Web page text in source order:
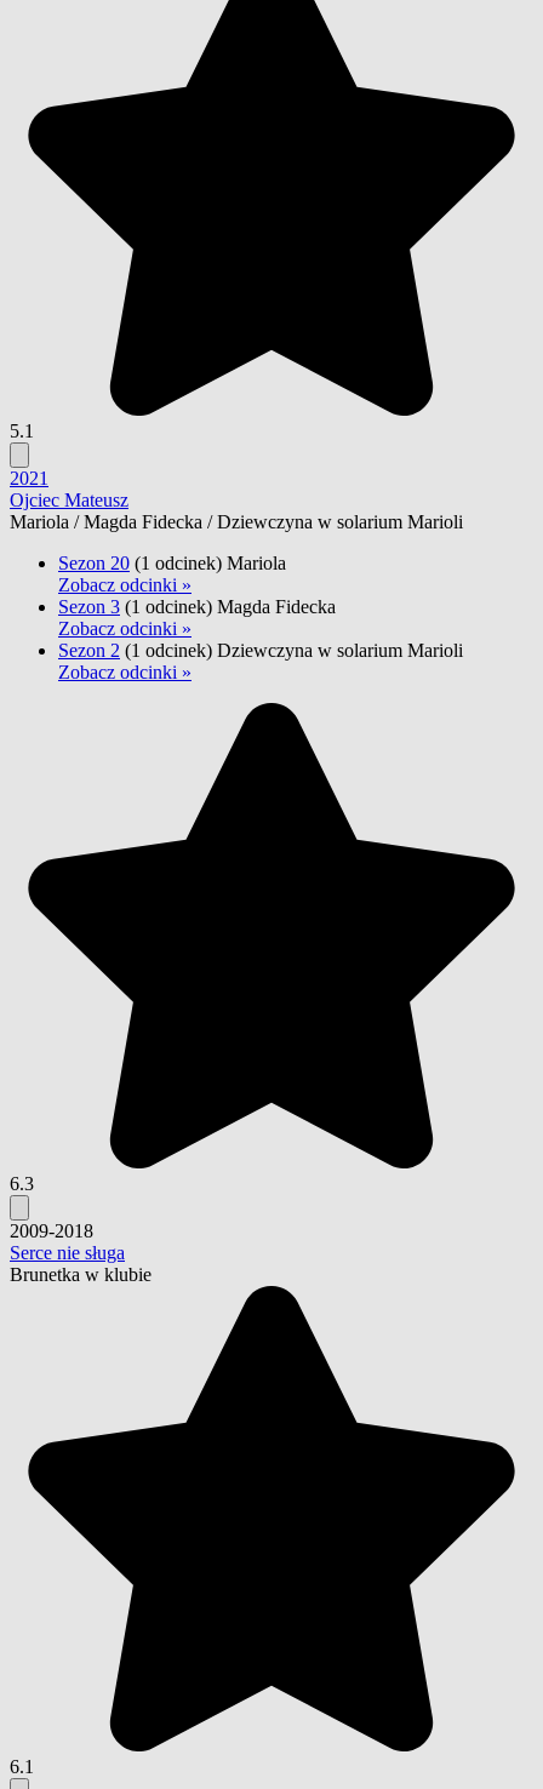
5.1
2021
Ojciec Mateusz
Mariola / Magda Fidecka / Dziewczyna w solarium Marioli
Sezon 20 (1 odcinek) Mariola
Zobacz odcinki »
Sezon 3 (1 odcinek) Magda Fidecka
Zobacz odcinki »
Sezon 2 (1 odcinek) Dziewczyna w solarium Marioli
Zobacz odcinki »
6.3
2009-2018
Serce nie sługa
Brunetka w klubie
6.1